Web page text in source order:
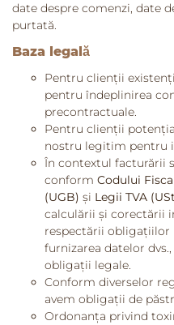
date despre comenzi, date
purtată.
Baza legală
Pentru clienții
pentru îndeplinirea
precontractuale.
Pentru clienții
nostru legitim pentru
În contextul facturării
conform Codului
(UGB) și Legii TVA
calculării și corectării
respectării obligațiilor
furnizarea datelor
obligații legale.
Conform diverselor
avem obligații de
Ordonanța privind